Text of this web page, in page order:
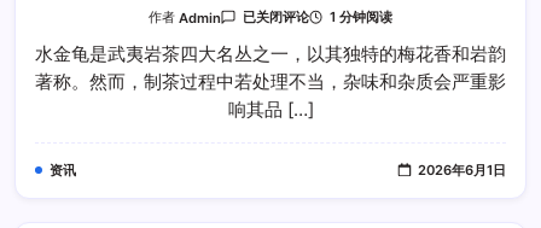
作者Admin
制
工
艺
如
何
剔
已关闭评论 1 分钟阅读
水金龟是武夷岩茶四大名丛之一，以其独特的梅花香和岩韵
著称。然而，制茶过程中若处理不当，杂味和杂质会严重影
响其品 […]
资讯 2026年6月1日